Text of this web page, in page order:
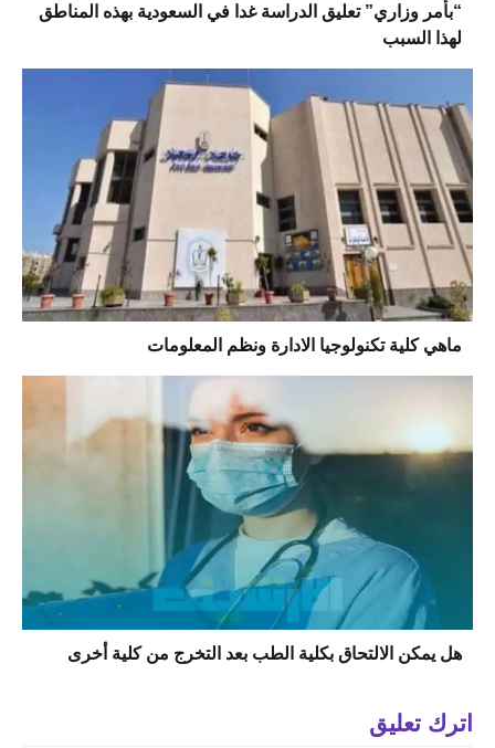
“بأمر وزاري” تعليق الدراسة غدا في السعودية بهذه المناطق
لهذا السبب
ماهي كلية تكنولوجيا الادارة ونظم المعلومات
هل يمكن الالتحاق بكلية الطب بعد التخرج من كلية أخرى
اترك تعليق